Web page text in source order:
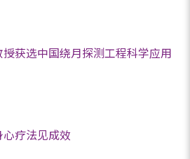
获选中国绕月探测工程科学应用
疗法见成效